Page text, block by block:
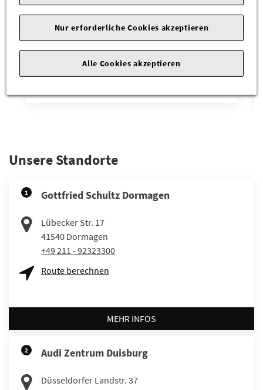
Audi Schriftzug Modellbezeichnung Audi
A6 4A in Schwarz
34,90 €
Unsere Standorte
1 Gottfried Schultz Dormagen
Lübecker Str. 17
41540 Dormagen
+49 211 - 92323300
Route berechnen
MEHR INFOS
2 Audi Zentrum Duisburg
Düsseldorfer Landstr. 37
Nur erforderliche Cookies akzeptieren
Alle Cookies akzeptieren